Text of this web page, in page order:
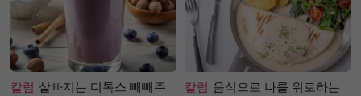
칼럼 살빠지는 디톡스 빼빼주
칼럼 음식으로 나를 위로하는